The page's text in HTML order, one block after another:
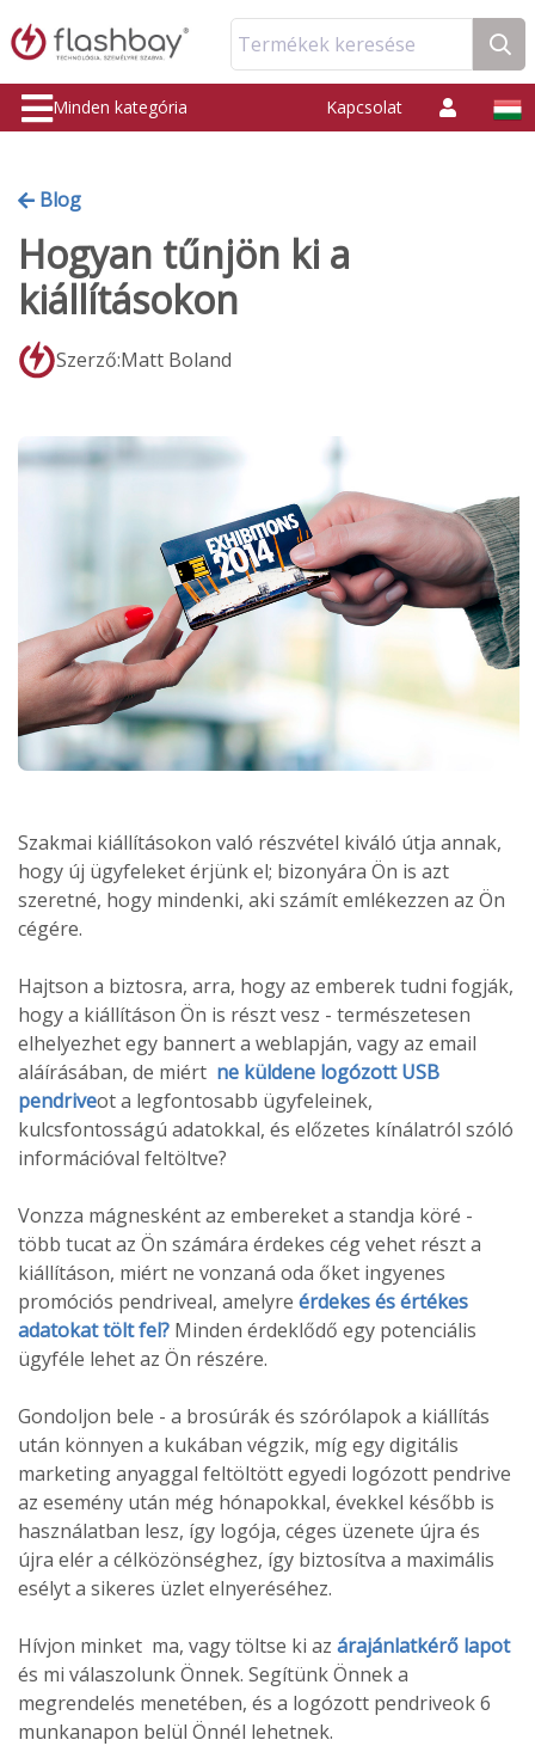
Termékek keresése
Minden kategória Kapcsolat
Blog
Hogyan tűnjön ki a
kiállításokon
Szerző:Matt Boland
Szakmai kiállításokon való részvétel kiváló útja annak,
hogy új ügyfeleket érjünk el; bizonyára Ön is azt
szeretné, hogy mindenki, aki számít emlékezzen az Ön
cégére.
Hajtson a biztosra, arra, hogy az emberek tudni fogják,
hogy a kiállításon Ön is részt vesz - természetesen
elhelyezhet egy bannert a weblapján, vagy az email
aláírásában, de miért ne küldene logózott USB
pendriveot a legfontosabb ügyfeleinek,
kulcsfontosságú adatokkal, és előzetes kínálatról szóló
információval feltöltve?
Vonzza mágnesként az embereket a standja köré -
több tucat az Ön számára érdekes cég vehet részt a
kiállításon, miért ne vonzaná oda őket ingyenes
promóciós pendriveal, amelyre érdekes és értékes
adatokat tölt fel? Minden érdeklődő egy potenciális
ügyféle lehet az Ön részére.
Gondoljon bele - a brosúrák és szórólapok a kiállítás
után könnyen a kukában végzik, míg egy digitális
marketing anyaggal feltöltött egyedi logózott pendrive
az esemény után még hónapokkal, évekkel később is
használatban lesz, így logója, céges üzenete újra és
újra elér a célközönséghez, így biztosítva a maximális
esélyt a sikeres üzlet elnyeréséhez.
Hívjon minket ma, vagy töltse ki az árajánlatkérő lapot
és mi válaszolunk Önnek. Segítünk Önnek a
megrendelés menetében, és a logózott pendriveok 6
munkanapon belül Önnél lehetnek.